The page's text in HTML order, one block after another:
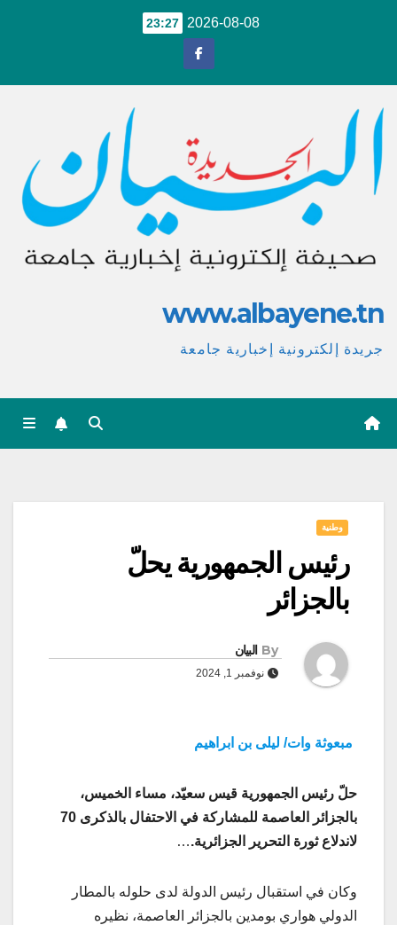
2026-08-08
23:27
www.albayene.tn
جريدة إلكترونية إخبارية جامعة
وطنية
رئيس الجمهورية يحلّ
بالجزائر
By البيان
نوفمبر 1, 2024
مبعوثة وات/ ليلى بن ابراهيم
حلّ رئيس الجمهورية قيس سعيّد، مساء الخميس،
بالجزائر العاصمة للمشاركة في الاحتفال بالذكرى 70
لاندلاع ثورة التحرير الجزائرية.…
وكان في استقبال رئيس الدولة لدى حلوله بالمطار
الدولي هواري بومدين بالجزائر العاصمة، نظيره